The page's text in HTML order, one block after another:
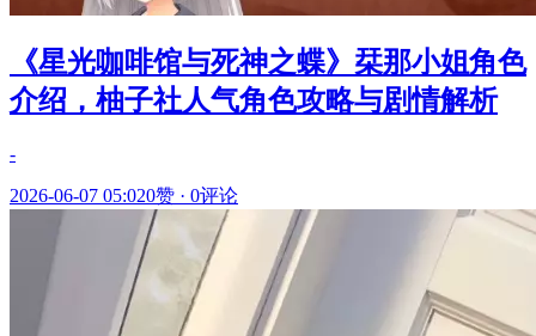
《星光咖啡馆与死神之蝶》栞那小姐角色
介绍，柚子社人气角色攻略与剧情解析
-
2026-06-07 05:020赞 · 0评论